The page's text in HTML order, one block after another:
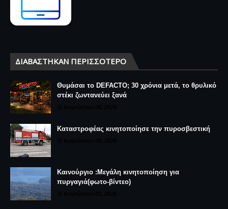
ΔΙΑΒΆΣΤΗΚΑΝ ΠΕΡΙΣΣΌΤΕΡΟ
Θυμάσαι το DEFACTO; 30 χρόνια μετά, το θρυλικό
στέκι ζωντανεύει ξανά
Καταστροφέας κινητοποίησε την πυροσβεστική
Καινούργιο :Μεγάλη κινητοποίηση για
πυργαγιά(φωτο-βίντεο)